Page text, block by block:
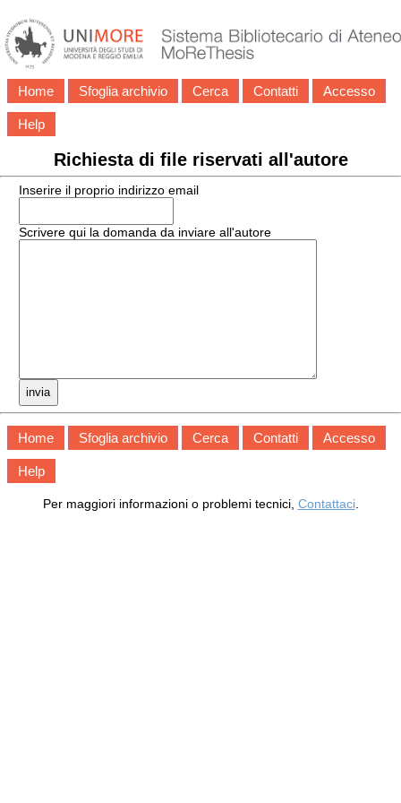
Home Sfoglia archivio Cerca Contatti Accesso
Help
Richiesta di file riservati all'autore
Inserire il proprio indirizzo email
Scrivere qui la domanda da inviare all'autore
Home Sfoglia archivio Cerca Contatti Accesso
Help
Per maggiori informazioni o problemi tecnici, Contattaci.